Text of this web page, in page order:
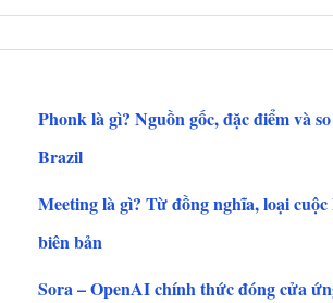
Phonk là gì? Nguồn gốc, đặc điểm và
Brazil
Meeting là gì? Từ đồng nghĩa, loại cuộc
biên bản
Sora – OpenAI chính thức đóng cửa